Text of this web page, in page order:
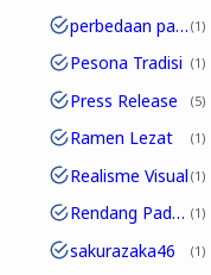
perbedaan partikel 1
Pesona Tradisi 1
Press Release 5
Ramen Lezat 1
Realisme Visual 1
Rendang Padang 1
sakurazaka46 1